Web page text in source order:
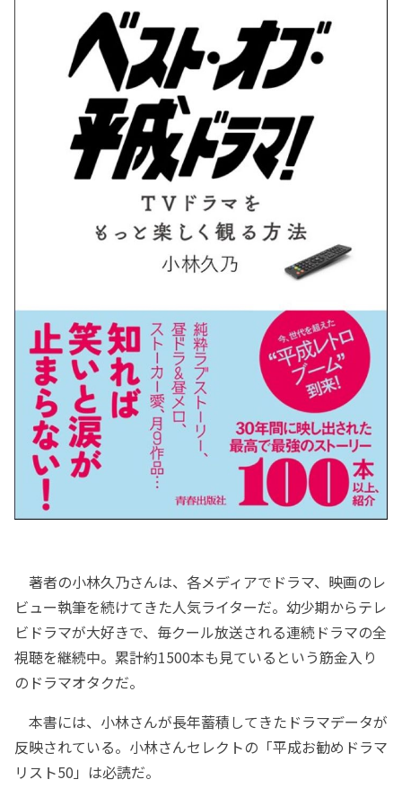
著者の小林久乃さんは、各メディアでドラマ、映画のレ
ビュー執筆を続けてきた人気ライターだ。幼少期からテレ
ビドラマが大好きで、毎クール放送される連続ドラマの全
視聴を継続中。累計約1500本も見ているという筋金入り
のドラマオタクだ。
本書には、小林さんが長年蓄積してきたドラマデータが
反映されている。小林さんセレクトの「平成お勧めドラマ
リスト50」は必読だ。